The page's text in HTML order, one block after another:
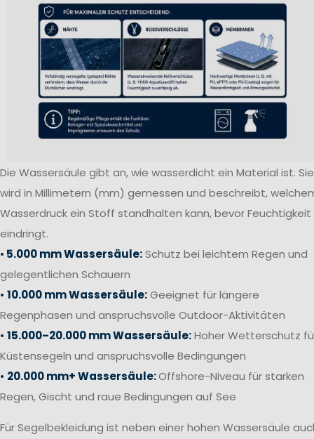
Die Wassersäule gibt an, wie wasserdicht ein Material ist. Sie
wird in Millimetern (mm) gemessen und beschreibt,
Wasserdruck ein Stoff standhalten kann, bevor Feuchtigkeit
eindringt.
• 5.000 mm Wassersäule:Schutz bei leichtem Regen und
gelegentlichen Schauern
• 10.000 mm Wassersäule:Geeignet für längere
Regenphasen und anspruchsvolle Outdoor-Aktivitäten
• 15.000–20.000 mm Wassersäule:Hoher Wetterschutz
Küstensegeln und anspruchsvolle Bedingungen
• 20.000 mm+ Wassersäule:Offshore-Niveau für starken
Regen, Gischt und raue Bedingungen auf See
Für Segelbekleidung ist neben einer hohen Wassersäule